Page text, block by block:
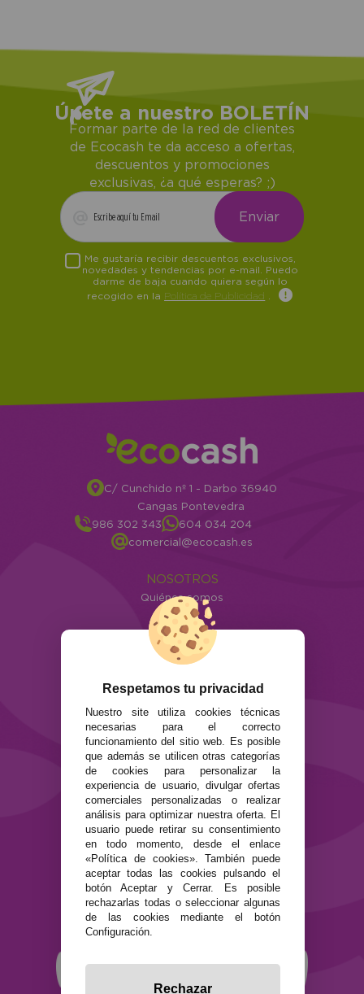
Únete a nuestro BOLETÍN
Formar parte de la red de clientes
de Ecocash te da acceso a ofertas,
descuentos y promociones
exclusivas, ¿a qué esperas? ;)
Me gustaría recibir descuentos exclusivos,
novedades y tendencias por e-mail. Puedo
darme de baja cuando quiera según lo
recogido en la Política de Publicidad
C/ Cunchido nº 1 - Darbo 36940
Cangas Pontevedra
986 302 343
604 034 204
comercial@ecocash.es
NOSOTROS
Quiénes somos
Info
ATENCIÓN AL CLIENTE
Formas de pago
Preguntas Frecuentes
Contacto
SEGURIDAD Y PRIVACIDAD
Términos y condiciones de uso
Política de privacidad
Política de cookies
Respetamos tu privacidad
Nuestro site utiliza cookies técnicas
necesarias para el correcto
funcionamiento del sitio web. Es posible
que además se utilicen otras categorías
de cookies para personalizar la
experiencia de usuario, divulgar ofertas
comerciales personalizadas o realizar
análisis para optimizar nuestra oferta. El
usuario puede retirar su consentimiento
en todo momento, desde el enlace
«Política de cookies». También puede
aceptar todas las cookies pulsando el
botón Aceptar y Cerrar. Es posible
rechazarlas todas o seleccionar algunas
de las cookies mediante el botón
Configuración.
Rechazar